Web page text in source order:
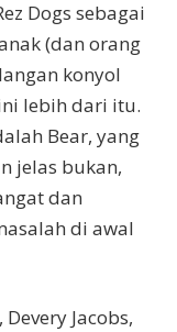
Dogs sebagai
(dan orang
konyol
lebih dari itu.
Bear, yang
jelas bukan,
dan
di awal
Jacobs,